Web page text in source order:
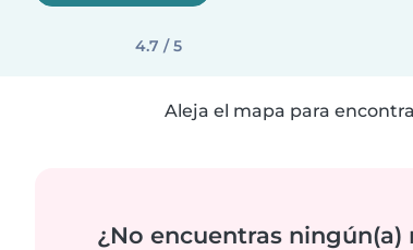
4.7 / 5
Aleja el mapa para
¿No encuentras ningún(a)